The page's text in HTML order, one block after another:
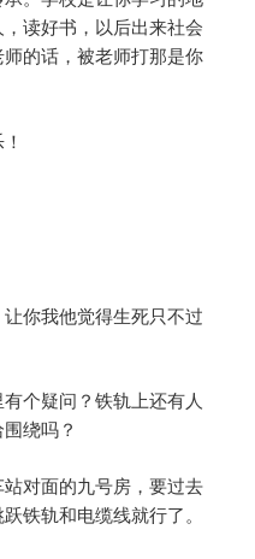
读好书，以后出来社会
的话，被老师打那是你
你我他觉得生死只不过
个疑问？铁轨上还有人
绕吗？
对面的九号房，要过去
铁轨和电缆线就行了。